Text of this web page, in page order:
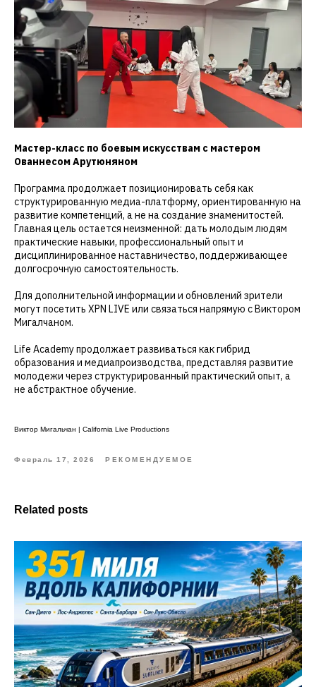
Мастер-класс по боевым искусствам с мастером
Ованнесом Арутюняном
Программа продолжает позиционировать себя как
структурированную медиа-платформу, ориентированную на
развитие компетенций, а не на создание знаменитостей.
Главная цель остается неизменной: дать молодым людям
практические навыки, профессиональный опыт и
дисциплинированное наставничество, поддерживающее
долгосрочную самостоятельность.
Для дополнительной информации и обновлений зрители
могут посетить XPN LIVE или связаться напрямую с Виктором
Мигалчаном.
Life Academy продолжает развиваться как гибрид
образования и медиапроизводства, представляя развитие
молодежи через структурированный практический опыт, а
не абстрактное обучение.
Виктор Мигальчан | California Live Productions
Февраль 17, 2026 РЕКОМЕНДУЕМОЕ
Related posts